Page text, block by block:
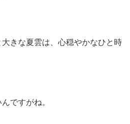
きな夏雲は、心穏やかなひと時
ですがね。